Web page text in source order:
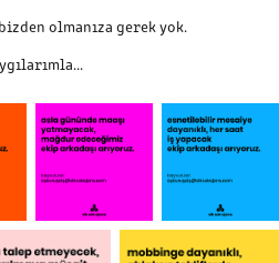
olmanıza gerek yok.